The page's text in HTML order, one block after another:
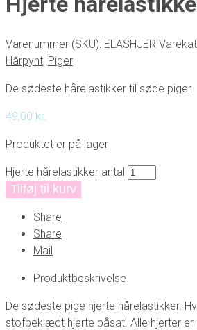
Varenummer (SKU): ELASHJER
Hårpynt, Piger
De sødeste hårelastikker til søde piger.
49,00 kr.
Produktet er på lager
Hjerte hårelastikker antal
Tilføj til kurv
Share
Share
Mail
Produktbeskrivelse
De sødeste pige hjerte hårelastikker.
stofbeklædt hjerte påsat. Alle hjerter